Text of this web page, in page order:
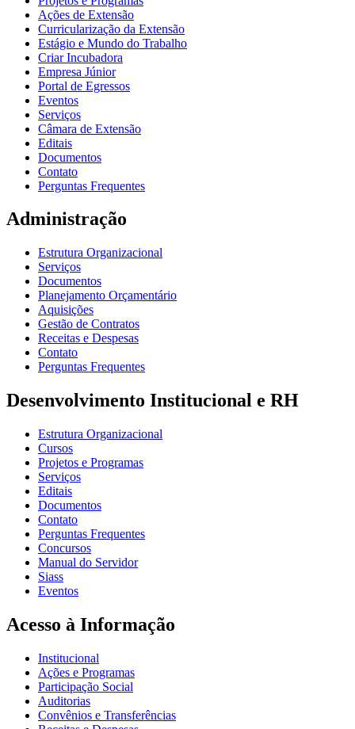
Ações de Extensão
Curricularização da Extensão
Estágio e Mundo do Trabalho
Criar Incubadora
Empresa Júnior
Portal de Egressos
Eventos
Serviços
Câmara de Extensão
Editais
Documentos
Contato
Perguntas Frequentes
Administração
Estrutura Organizacional
Serviços
Documentos
Planejamento Orçamentário
Aquisições
Gestão de Contratos
Receitas e Despesas
Contato
Perguntas Frequentes
Desenvolvimento Institucional e RH
Estrutura Organizacional
Cursos
Projetos e Programas
Serviços
Editais
Documentos
Contato
Perguntas Frequentes
Concursos
Manual do Servidor
Siass
Eventos
Acesso à Informação
Institucional
Ações e Programas
Participação Social
Auditorias
Convênios e Transferências